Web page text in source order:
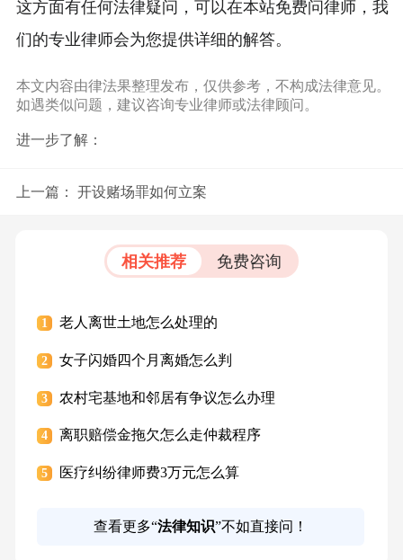
这方面有任何法律疑问，可以在本站免费问律师，我
们的专业律师会为您提供详细的解答。
本文内容由律法果整理发布，仅供参考，不构成法律意见。
如遇类似问题，建议咨询专业律师或法律顾问。
进一步了解：
上一篇： 开设赌场罪如何立案
相关推荐 免费咨询
1 老人离世土地怎么处理的
2 女子闪婚四个月离婚怎么判
3 农村宅基地和邻居有争议怎么办理
4 离职赔偿金拖欠怎么走仲裁程序
5 医疗纠纷律师费3万元怎么算
查看更多“法律知识”不如直接问！